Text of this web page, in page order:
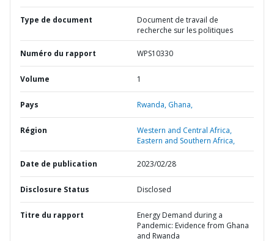
Type de document
Document de travail de
recherche sur les politiques
Numéro du rapport WPS10330
Volume 1
Pays Rwanda, Ghana,
Région
Western and Central Africa,
Eastern and Southern Africa,
Date de publication 2023/02/28
Disclosure Status Disclosed
Titre du rapport
Energy Demand during a
Pandemic: Evidence from Ghana
and Rwanda